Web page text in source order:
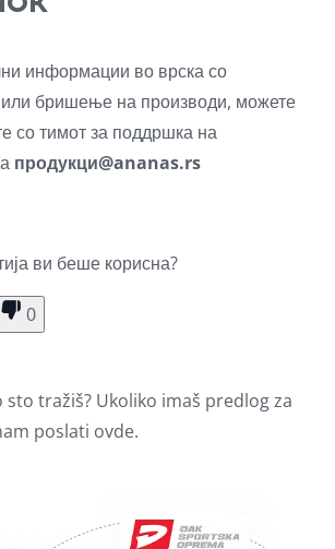
информации во врска со
бришење на производи, можете
со тимот за поддршка на
продукци@ananas.rs
ви беше корисна?
0
sto tražiš? Ukoliko imaš predlog za
poslati ovde.